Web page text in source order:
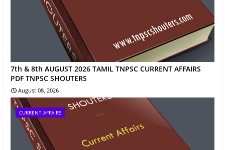
7th & 8th AUGUST 2026 TAMIL TNPSC CURRENT AFFAIRS
PDF TNPSC SHOUTERS
August 08, 2026
CURRENT AFFAIRS